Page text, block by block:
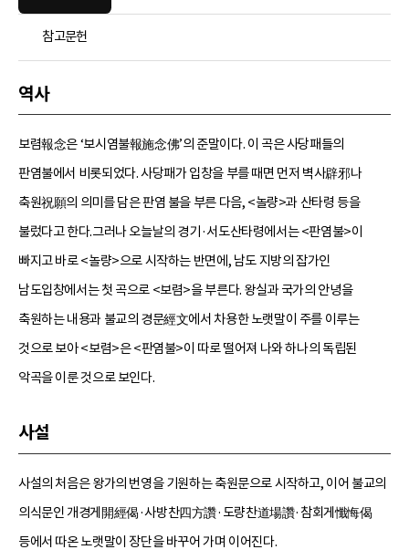
참고문헌
역사
보렴報念은 ‘보시염불報施念佛’의 준말이다. 이 곡은 사당패들의
판염불에서 비롯되었다. 사당패가 입창을 부를 때면 먼저 벽사辟邪나
축원祝願의 의미를 담은 판염 불을 부른 다음, <놀량>과 산타령 등을
불렀다고 한다.그러나 오늘날의 경기·서도산타령에서는 <판염불>이
빠지고 바로 <놀량>으로 시작하는 반면에, 남도 지방의 잡가인
남도입창에서는 첫 곡으로 <보렴>을 부른다. 왕실과 국가의 안녕을
축원하는 내용과 불교의 경문經文에서 차용한 노랫말이 주를 이루는
것으로 보아 <보렴>은 <판염불>이 따로 떨어져 나와 하나의 독립된
악곡을 이룬 것으로 보인다.
사설
사설의 처음은 왕가의 번영을 기원하는 축원문으로 시작하고, 이어 불교의
의식문인 개경게開經偈·사방찬四方讚·도량찬道場讚·참회게懺悔偈
등에서 따온 노랫말이 장단을 바꾸어 가며 이어진다.